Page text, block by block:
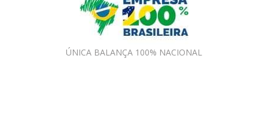
ÚNICA BALANÇA 100% NACIONAL